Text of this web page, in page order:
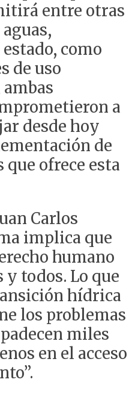
entre otras
como
de uso
ambas
a
desde hoy
de
ofrece esta
Carlos
implica que
humano
y todos. Lo que
hídrica
los problemas
miles
en el acceso